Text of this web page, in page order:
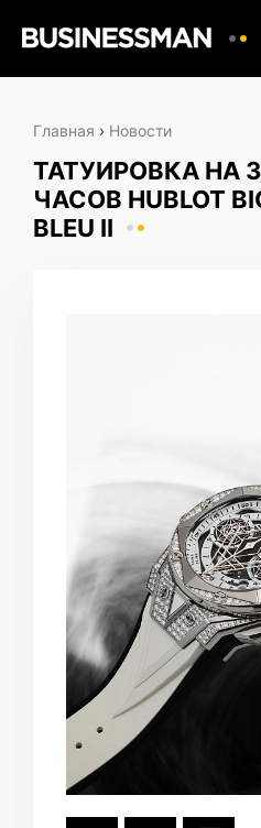
Главная › Новости
ТАТУИРОВКА НА
ЧАСОВ HUBLOT
BLEU II